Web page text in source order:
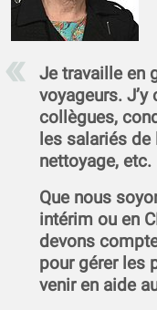
Je travaille en
voyageurs.
collègues,
les salariés
nettoyage, etc.
Que nous
intérim ou en
devons
pour gérer les
venir en aide